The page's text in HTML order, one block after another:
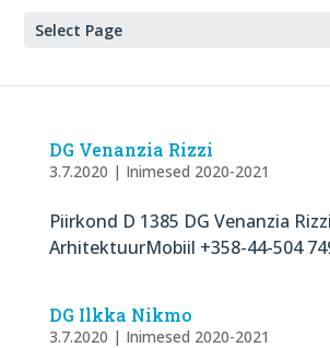
Select Page
DG Venanzia Rizzi
3.7.2020 | Inimesed 2020-2021
Piirkond D 1385 DG Venanzia
ArhitektuurMobiil +358-44-504
DG Ilkka Nikmo
3.7.2020 | Inimesed 2020-2021